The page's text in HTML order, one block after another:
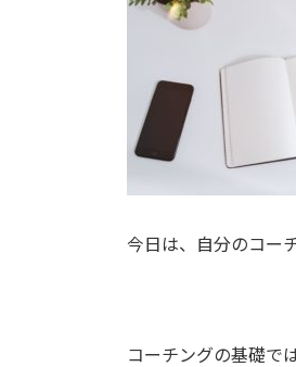
:
今日は、自分のコー
コーチングの基礎で